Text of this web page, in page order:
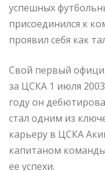
успешных
присоединился к
проявил себя как
Свой первый
за ЦСКА 1 июля
году он
стал одним из
карьеру в ЦСКА
капитаном
ее успехи.